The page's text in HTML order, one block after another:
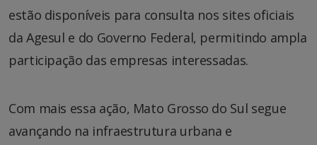
estão disponíveis para consulta nos sites oficiais
da Agesul e do Governo Federal, permitindo ampla
participação das empresas interessadas.
Com mais essa ação, Mato Grosso do Sul segue
avançando na infraestrutura urbana e